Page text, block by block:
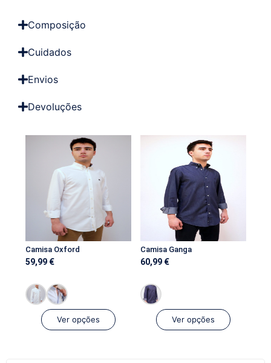
Composição
Cuidados
Envios
Devoluções
Camisa Oxford
59,99 €
Ver opções
Camisa Ganga
60,99 €
Ver opções